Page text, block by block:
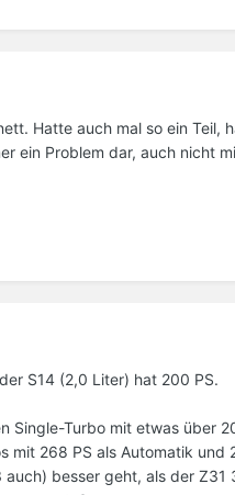
Hatte auch mal so ein Teil,
ein Problem dar, auch nicht
S14 (2,0 Liter) hat 200 PS.
Single-Turbo mit etwas über
mit 268 PS als Automatik und
besser geht, als der Z31